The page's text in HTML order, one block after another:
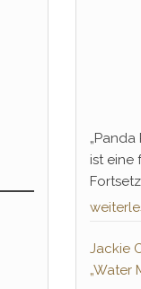
„Panda
ist eine
seiner
Jackie
„Water